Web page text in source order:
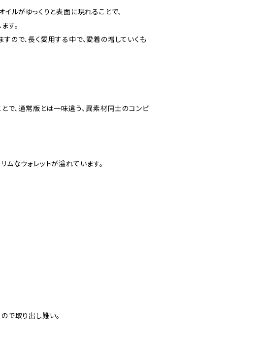
ルがゆっくりと表面に現れることで、
す。
ので、長く愛用する中で、愛着の増していくも
で、通常版とは一味違う、異素材同士のコンビ
なウォレットが溢れています。
で取り出し難い。